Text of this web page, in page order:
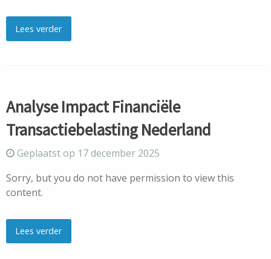
Lees verder
Analyse Impact Financiële
Transactiebelasting Nederland
Geplaatst op 17 december 2025
Sorry, but you do not have permission to view this
content.
Lees verder